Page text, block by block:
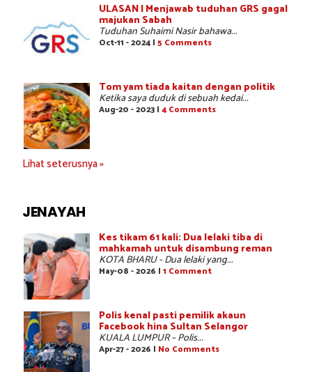
ULASAN | Menjawab tuduhan GRS gagal
majukan Sabah
Tuduhan Suhaimi Nasir bahawa...
Oct-11 - 2024 | 5 Comments
Tom yam tiada kaitan dengan politik
Ketika saya duduk di sebuah kedai...
Aug-20 - 2023 | 4 Comments
Lihat seterusnya »
JENAYAH
Kes tikam 61 kali: Dua lelaki tiba di
mahkamah untuk disambung reman
KOTA BHARU - Dua lelaki yang...
May-08 - 2026 | 1 Comment
Polis kenal pasti pemilik akaun
Facebook hina Sultan Selangor
KUALA LUMPUR – Polis...
Apr-27 - 2026 | No Comments